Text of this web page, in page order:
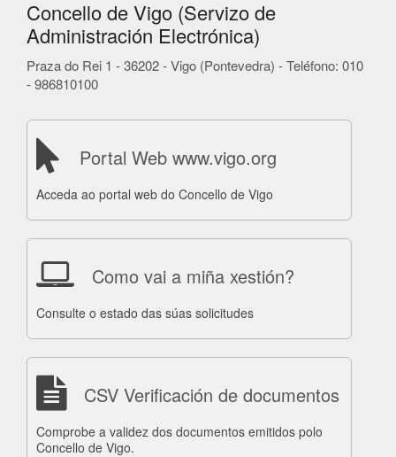
Concello de Vigo (Servizo de
Administración Electrónica)
Praza do Rei 1 - 36202 - Vigo (Pontevedra) - Teléfono: 010
- 986810100
Portal Web www.vigo.org
Acceda ao portal web do Concello de Vigo
Como vai a miña xestión?
Consulte o estado das súas solicitudes
CSV Verificación de documentos
Comprobe a validez dos documentos emitidos polo
Concello de Vigo.